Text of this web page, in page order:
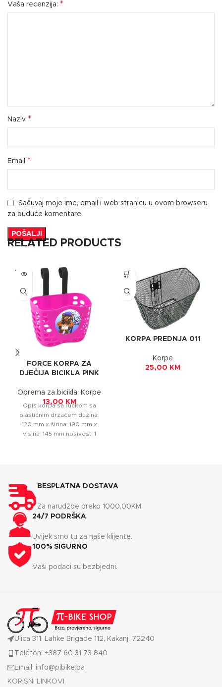
Vaša recenzija: *
Naziv *
Email *
Sačuvaj moje ime, email i web stranicu u ovom browseru
za buduće komentare.
RELATED PRODUCTS
SOLD
OUT
FORCE KORPA ZA
DJEČIJA BICIKLA PINK
Oprema za bicikla, Korpe
13,00 KM
Opis korpa sa ručkom sa
plastičnim držačem dužina:
120 mm x širina: 190 mm x
visina: 145 mm nosivost: 1
KORPA PREDNJA 011
Korpe
25,00 KM
BESPLATNA DOSTAVA
Za narudžbe preko 1000,00KM
24/7 PODRŠKA
Uvijek smo tu za naše klijente.
100% SIGURNO
Vaši podaci su bezbjedni.
Ulica 311. Lahke Brigade 112, Kakanj, 72240
Telefon: +387 60 31 73 840
Email: info@pibike.ba
KORISNI LINKOVI